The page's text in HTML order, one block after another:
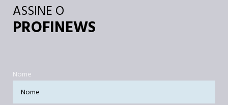
ASSINE O
PROFINEWS
Nome